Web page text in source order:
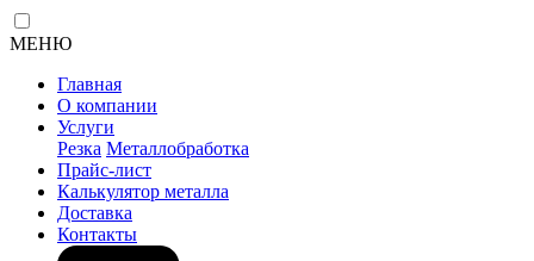
МЕНЮ
Главная
О компании
Услуги
Резка Металлобработка
Прайс-лист
Калькулятор металла
Доставка
Контакты